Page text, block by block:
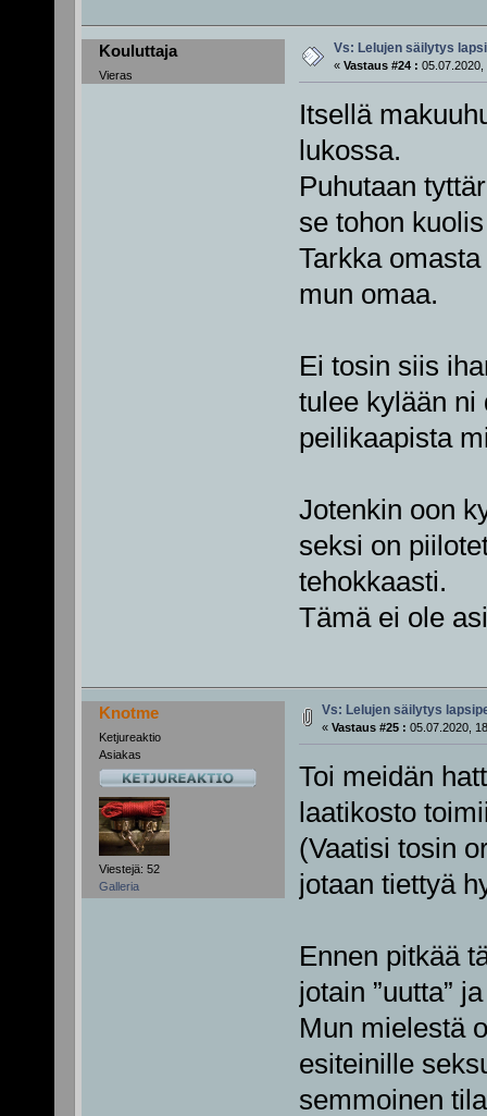
Kouluttaja
Vieras
Vs: Lelujen säilytys
« Vastaus #24 : 05.07.2020,
Itsellä
lukossa.
Puhutaan
se tohon
Tarkka
mun omaa.
Ei tosin siis
tulee kylään ni
peilikaapista
Jotenkin oon
seksi on
tehokkaasti.
Tämä ei ole
Knotme
Ketjureaktio
Asiakas
Viestejä: 52
Galleria
Vs: Lelujen säilytys
« Vastaus #25 : 05.07.2020,
Toi meidän
laatikosto
(Vaatisi tosin
jotaan tiettyä
Ennen pitkää
jotain ”uutta”
Mun mielestä
esiteinille
semmoinen